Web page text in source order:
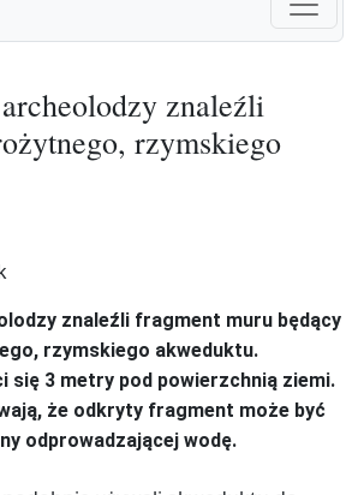
znaleźli
rzymskiego
znaleźli fragment muru będący
rzymskiego akweduktu.
się 3 metry pod powierzchnią ziemi.
że odkryty fragment może być
odprowadzającej wodę.